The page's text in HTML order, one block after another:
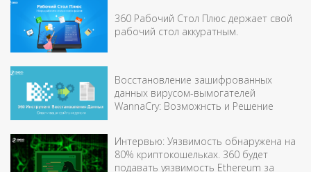
360 Рабочий Стол Плюс держает свой
рабочий стол аккуратным.
Восстановление зашифрованных
данных вирусом-вымогателей
WannaCry: Возможнсть и Решение
Интервью: Уязвимость обнаружена на
80% криптокошельках. 360 будет
подавать уязвимость Ethereum за